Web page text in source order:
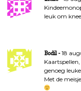
leuk om
Bodil
18
genoeg
Met de